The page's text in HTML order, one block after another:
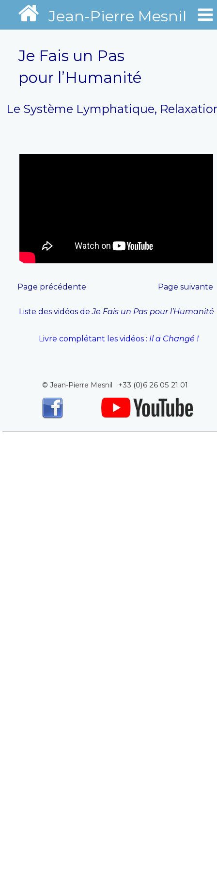
Je Fais un Pas
pour l’Humanité
Le Système Lymphatique,
© Jean-Pierre Mesnil +33 (0)6 26 05 21 01
Liste des vidéos de Je Fais un Pas pour l’Humanité
Page précédente Page suivante
Livre complétant les vidéos : Il a Changé !
Jean-Pierre Mesnil